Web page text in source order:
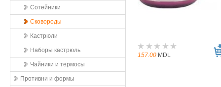
Сотейники
Сковороды
Кастрюли
Наборы кастрюль
Чайники и термосы
Противни и формы
157.00 MDL